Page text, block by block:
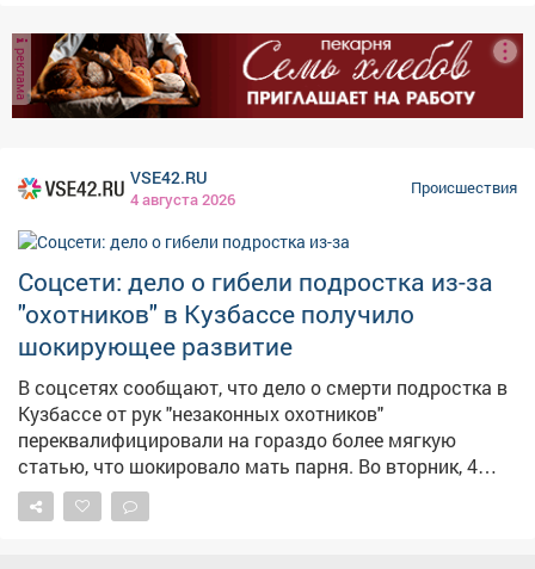
всёне могут сменить место проживания, – сказал
местный житель. Другой горожанин указал, что видел
там днём во вторник старшеклассников.
реклама
VSE42.RU
4 августа 2026
Происшествия
Соцсети: дело о гибели подростка из-за
"охотников" в Кузбассе получило
шокирующее развитие
В соцсетях сообщают, что дело о смерти подростка в
Кузбассе от рук "незаконных охотников"
переквалифицировали на гораздо более мягкую
статью, что шокировало мать парня. Во вторник, 4
августа, в соцсети попало заявление матери 17-
летнего подростка, застреленного во время "охоты" в